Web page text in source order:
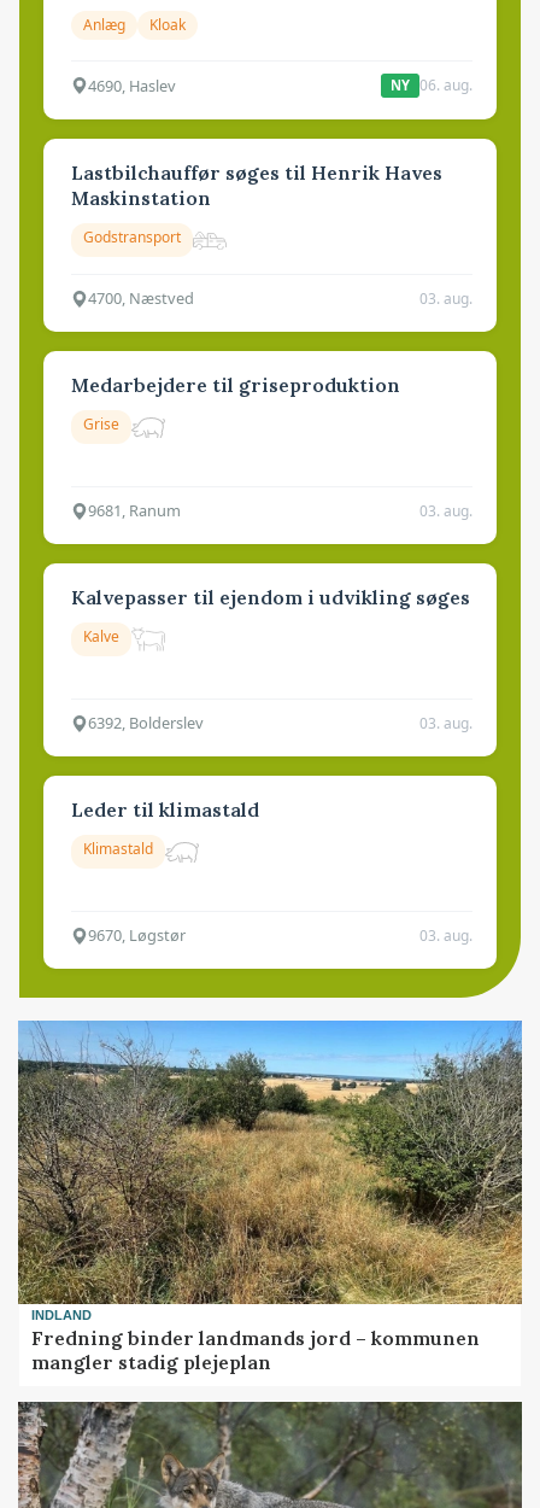
Anlæg Kloak
4690, Haslev NY 06. aug.
Lastbilchauffør søges til Henrik Haves
Maskinstation
Godstransport
4700, Næstved 03. aug.
Medarbejdere til griseproduktion
Grise
9681, Ranum 03. aug.
Kalvepasser til ejendom i udvikling søges
Kalve
6392, Bolderslev 03. aug.
Leder til klimastald
Klimastald
9670, Løgstør 03. aug.
INDLAND
Fredning binder landmands jord – kommunen
mangler stadig plejeplan